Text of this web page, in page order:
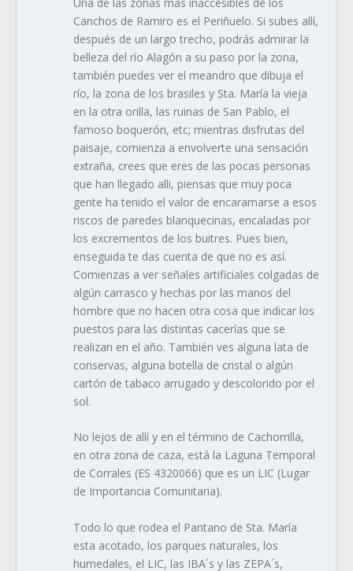
Canchos de Ramiro es el Periñuelo. Si subes allí,
después de un largo trecho, podrás admirar la
belleza del río Alagón a su paso por la zona,
también puedes ver el meandro que dibuja el
río, la zona de los brasiles y Sta. María la vieja
en la otra orilla, las ruinas de San Pablo, el
famoso boquerón, etc; mientras disfrutas del
paisaje, comienza a envolverte una sensación
extraña, crees que eres de las pocas personas
que han llegado alli, piensas que muy poca
gente ha tenido el valor de encaramarse a esos
riscos de paredes blanquecinas, encaladas por
los excrementos de los buitres. Pues bien,
enseguida te das cuenta de que no es así.
Comienzas a ver señales artificiales colgadas de
algún carrasco y hechas por las manos del
hombre que no hacen otra cosa que indicar los
puestos para las distintas cacerías que se
realizan en el año. También ves alguna lata de
conservas, alguna botella de cristal o algún
cartón de tabaco arrugado y descolorido por el
sol.
No lejos de allí y en el término de Cachorrilla,
en otra zona de caza, está la Laguna Temporal
de Corrales (ES 4320066) que es un LIC (Lugar
de Importancia Comunitaria).
Todo lo que rodea el Pantano de Sta. María
esta acotado, los parques naturales, los
humedales, el LIC, las IBA´s y las ZEPA´s,